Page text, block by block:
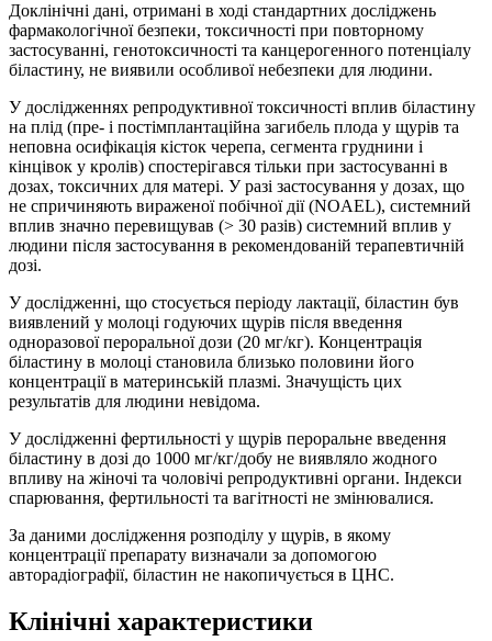
Доклінічні дані, отримані в ході стандартних досліджень
фармакологічної безпеки, токсичності при повторному
застосуванні, генотоксичності та канцерогенного потенціалу
біластину, не виявили особливої небезпеки для людини.
У дослідженнях репродуктивної токсичності вплив біластину
на плід (пре- і постімплантаційна загибель плода у щурів та
неповна осифікація кісток черепа, сегмента груднини і
кінцівок у кролів) спостерігався тільки при застосуванні в
дозах, токсичних для матері. У разі застосування у дозах, що
не спричиняють вираженої побічної дії (NOAEL), системний
вплив значно перевищував (> 30 разів) системний вплив у
людини після застосування в рекомендованій терапевтичній
дозі.
У дослідженні, що стосується періоду лактації, біластин був
виявлений у молоці годуючих щурів після введення
одноразової пероральної дози (20 мг/кг). Концентрація
біластину в молоці становила близько половини його
концентрації в материнській плазмі. Значущість цих
результатів для людини невідома.
У дослідженні фертильності у щурів пероральне введення
біластину в дозі до 1000 мг/кг/добу не виявляло жодного
впливу на жіночі та чоловічі репродуктивні органи. Індекси
спарювання, фертильності та вагітності не змінювалися.
За даними дослідження розподілу у щурів, в якому
концентрації препарату визначали за допомогою
авторадіографії, біластин не накопичується в ЦНС.
Клінічні характеристики